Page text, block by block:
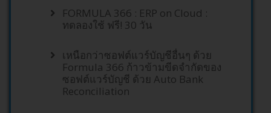
FORMU LA 366 : ERP on Cloud :
ทดลองใช้ ฟรี! 30 วัน
เหนือกว่าซอฟต์แวร์บัญชีอื่นๆ ด้วย
Formula 366 ก้าวข้ามขีดจำกัดของ
ซอฟต์แวร์บัญชี ด้วย Auto Bank
Reconciliation